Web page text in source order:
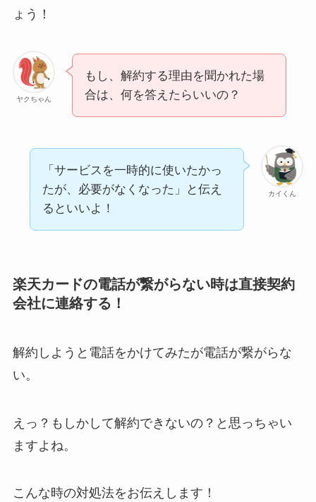
ょう！
ヤクちゃん
もし、解約する理由を聞かれた場
合は、何を答えたらいいの？
カイくん
「サービスを一時的に使いたかっ
たが、必要がなくなった」と伝え
るといいよ！
楽天カードの電話が繋がらない時は直接契約
会社に連絡する！
解約しようと電話をかけてみたが電話が繋がらな
い。
えっ？もしかして解約できないの？と思っちゃい
ますよね。
こんな時の対処法をお伝えします！